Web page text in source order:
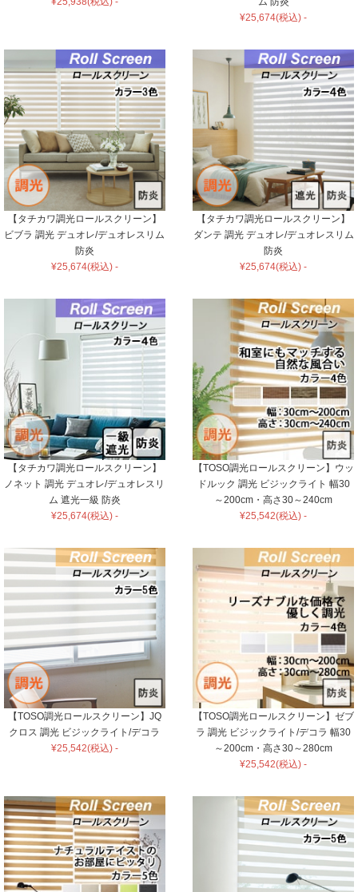
¥25,674(税込) -
【タチカワ調光ロールスクリーン】
ビブラ 調光 デュオレ/デュオレスリム
防炎
¥25,674(税込) -
【タチカワ調光ロールスクリーン】
ダンテ 調光 デュオレ/デュオレスリム
防炎
¥25,674(税込) -
【タチカワ調光ロールスクリーン】
ノネット 調光 デュオレ/デュオレスリ
ム 遮光一級 防炎
¥25,674(税込) -
【TOSO調光ロールスクリーン】ウッ
ドルック 調光 ビジックライト 幅30
～200cm・高さ30～240cm
¥25,542(税込) -
【TOSO調光ロールスクリーン】JQ
クロス 調光 ビジックライト/デコラ
¥25,542(税込) -
【TOSO調光ロールスクリーン】ゼブ
ラ 調光 ビジックライト/デコラ 幅30
～200cm・高さ30～280cm
¥25,542(税込) -